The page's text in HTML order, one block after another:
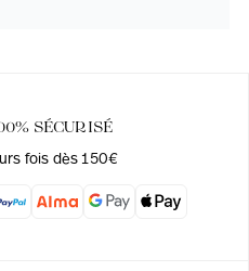
SÉCURISÉ
fois dès 150€